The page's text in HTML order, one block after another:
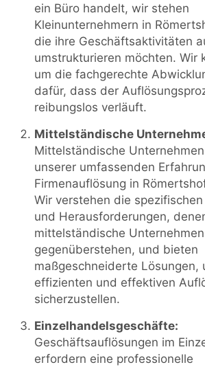
ein Büro handelt, wir stehen
Kleinunternehmern in
die ihre Geschäftsaktivitäten
umstrukturieren möchten. Wir
um die fachgerechte
dafür, dass der
reibungslos verläuft.
Mittelständische
Mittelständische
unserer umfassenden
Firmenauflösung in
Wir verstehen die
und Herausforderungen,
mittelständische Unternehmen
gegenüberstehen, und bieten
maßgeschneiderte Lösungen,
effizienten und effektiven
sicherzustellen.
Einzelhandelsgeschäfte:
Geschäftsauflösungen im
erfordern eine professionelle